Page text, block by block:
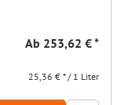
Ab 253,62 € *
25,36 € * / 1 Liter